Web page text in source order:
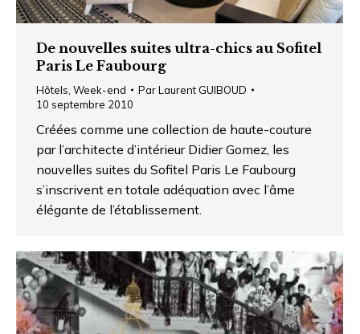
De nouvelles suites ultra-chics au Sofitel
Paris Le Faubourg
Hôtels Week-end ParLaurent GUIBOUD
10 septembre 2010
Créées comme une collection de haute-couture
par l’architecte d’intérieur Didier Gomez, les
nouvelles suites du Sofitel Paris Le Faubourg
s’inscrivent en totale adéquation avec l’âme
élégante de l’établissement.